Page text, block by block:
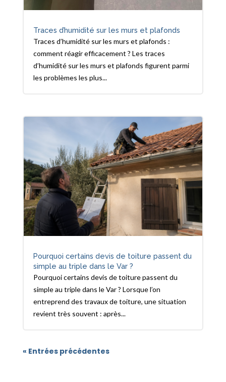
Traces d’humidité sur les murs et plafonds
Traces d’humidité sur les murs et plafonds :
comment réagir efficacement ? Les traces
d’humidité sur les murs et plafonds figurent parmi
les problèmes les plus...
Pourquoi certains devis de toiture passent du
simple au triple dans le Var ?
Pourquoi certains devis de toiture passent du
simple au triple dans le Var ? Lorsque l’on
entreprend des travaux de toiture, une situation
revient très souvent : après...
« Entrées précédentes